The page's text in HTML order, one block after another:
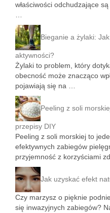
właściwości odchudzające
Bieganie a żylaki:
aktywności?
Żylaki to problem, który
obecność może znacząco
pojawiają się na …
Peeling z soli
przepisy DIY
Peeling z soli morskiej to
efektywnych zabiegów
przyjemność z korzyściami
Jak uzyskać efekt
Czy marzysz o pięknie
się inwazyjnych zabiegów?